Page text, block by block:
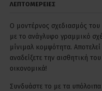
ΛΕΠΤΟΜΕΡΕΙΕΣ
Ο μοντέρνος σχεδιασμός του
με το ανάγλυφο γραμμικό
μίνιμαλ κομψότητα.
αναδείξετε την αισθητική
οικονομικά!
Συνδυάστε το με τα